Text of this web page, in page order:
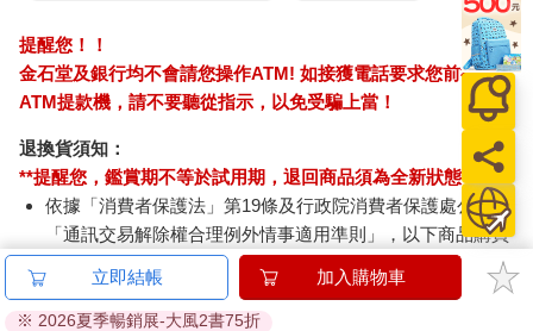
提醒您！！
金石堂及銀行均不會請您操作ATM! 如接獲電話要求您前往
ATM提款機，請不要聽從指示，以免受騙上當！
退換貨須知：
**提醒您，鑑賞期不等於試用期，退回商品須為全新狀態**
依據「消費者保護法」第19條及行政院消費者保護處公告之
「通訊交易解除權合理例外情事適用準則」，以下商品購買
後，除商品本身有瑕疵外，將不提供7天的猶豫期：
易於腐敗、保存期限較短或解約時即將逾期。（如：生
鮮食品）
立即結帳 加入購物車
※ 2026夏季暢銷展-大風2書75折